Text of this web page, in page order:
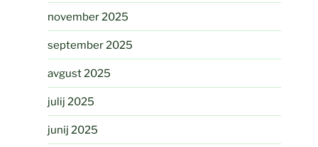
november 2025
september 2025
avgust 2025
julij 2025
junij 2025